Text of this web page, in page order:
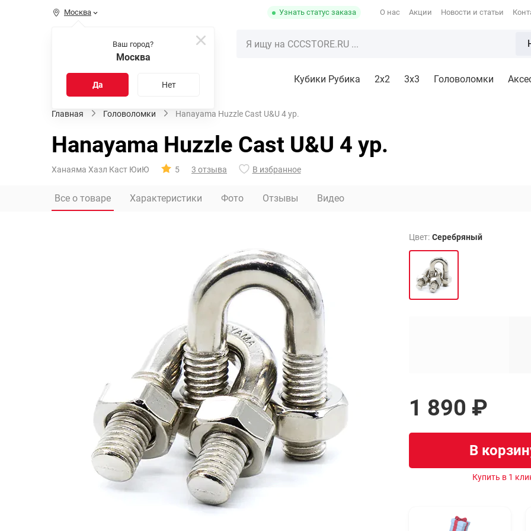
Москва
Ваш город?
Москва
Да Нет
Узнать статус заказа О нас Акции Новости и статьи
КАТАЛОГ
Распродажа Кубики Рубика 2x2 3х3 Головоломки
Главная Головоломки Hanayama Huzzle Cast U&U 4 ур.
Hanayama Huzzle Cast U&U 4 ур.
Ханаяма Хазл Каст ЮиЮ 5 3 отзыва В избранное
Все о товаре Характеристики Фото Отзывы Видео
Цвет: Серебряный
1 890 ₽
В
Купить в 1